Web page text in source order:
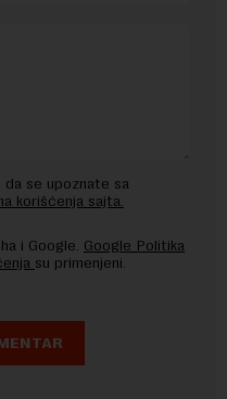
da se upoznate sa
korišćenja sajta.
i Google. Google Politika
su primenjeni.